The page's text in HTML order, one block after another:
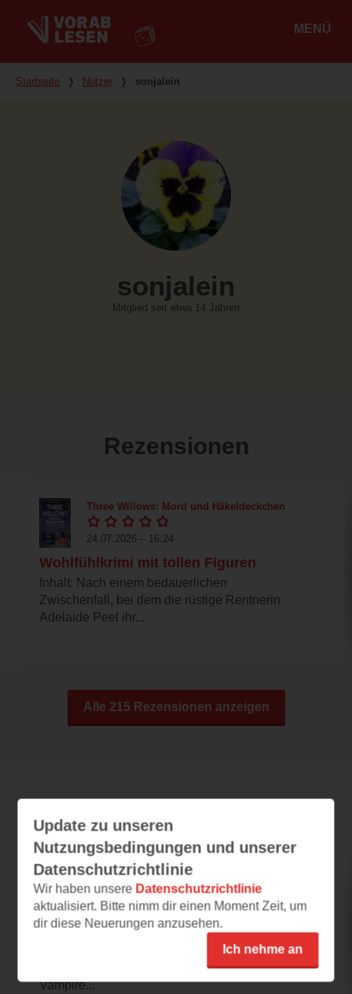
MENÜ
Du bist hier
Startseite ❭ Nutzer ❭ sonjalein
sonjalein
Mitglied seit etwa 14 Jahren
Rezensionen
Three Willows: Mord und Häkeldeckchen
24.07.2026 – 16:24
Wohlfühlkrimi mit tollen Figuren
Inhalt: Nach einem bedauerlichen
Zwischenfall, bei dem die rüstige Rentnerin
Adelaide Peel ihr...
Alle 215 Rezensionen anzeigen
Leseeindrücke
Chased by Sins and Sorrows
28.07.2026 – 10:24
Spannende Leseprobe
Cover und Klappentext machen neugierig
und ich war schnell in dieser Welt, in der zwar
Vampire...
Update zu unseren
Nutzungsbedingungen und unserer
Datenschutzrichtlinie
Wir haben unsere Datenschutzrichtlinie
aktualisiert. Bitte nimm dir einen Moment Zeit, um
dir diese Neuerungen anzusehen.
Ich nehme an